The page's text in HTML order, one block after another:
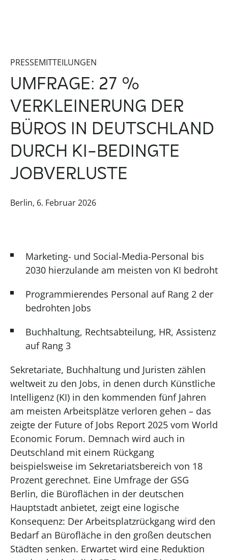
PRESSEMITTEILUNGEN
UMFRAGE: 27 %
VERKLEINERUNG DER
BÜROS IN DEUTSCHLAND
DURCH KI-BEDINGTE
JOBVERLUSTE
Berlin, 6. Februar 2026
Marketing- und Social-Media-Personal bis
2030 hierzulande am meisten von KI bedroht
Programmierendes Personal auf Rang 2 der
bedrohten Jobs
Buchhaltung, Rechtsabteilung, HR, Assistenz
auf Rang 3
Sekretariate, Buchhaltung und Juristen zählen
weltweit zu den Jobs, in denen durch Künstliche
Intelligenz (KI) in den kommenden fünf Jahren
am meisten Arbeitsplätze verloren gehen – das
zeigte der Future of Jobs Report 2025 vom World
Economic Forum. Demnach wird auch in
Deutschland mit einem Rückgang
beispielsweise im Sekretariatsbereich von 18
Prozent gerechnet. Eine Umfrage der GSG
Berlin, die Büroflächen in der deutschen
Hauptstadt anbietet, zeigt eine logische
Konsequenz: Der Arbeitsplatzrückgang wird den
Bedarf an Bürofläche in den großen deutschen
Städten senken. Erwartet wird eine Reduktion